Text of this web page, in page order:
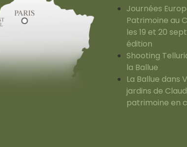
Journées
Patrimoine au
les 19 et 20
édition
Shooting
la Ballue
La Ballue dans
jardins de
patrimoine en